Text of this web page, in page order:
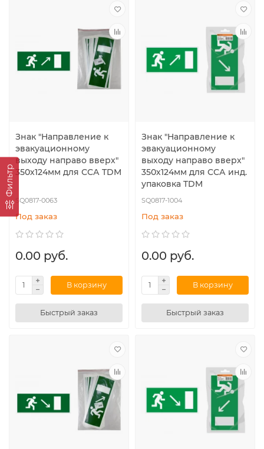
Фильтр
Знак "Направление к
эвакуационному
выходу направо вверх"
350х124мм для ССА TDM
SQ0817-0063
Под заказ
0.00 руб.
В корзину
Быстрый заказ
Знак "Направление к
эвакуационному
выходу направо вверх"
350х124мм для ССА инд.
упаковка TDM
SQ0817-1004
Под заказ
0.00 руб.
В корзину
Быстрый заказ